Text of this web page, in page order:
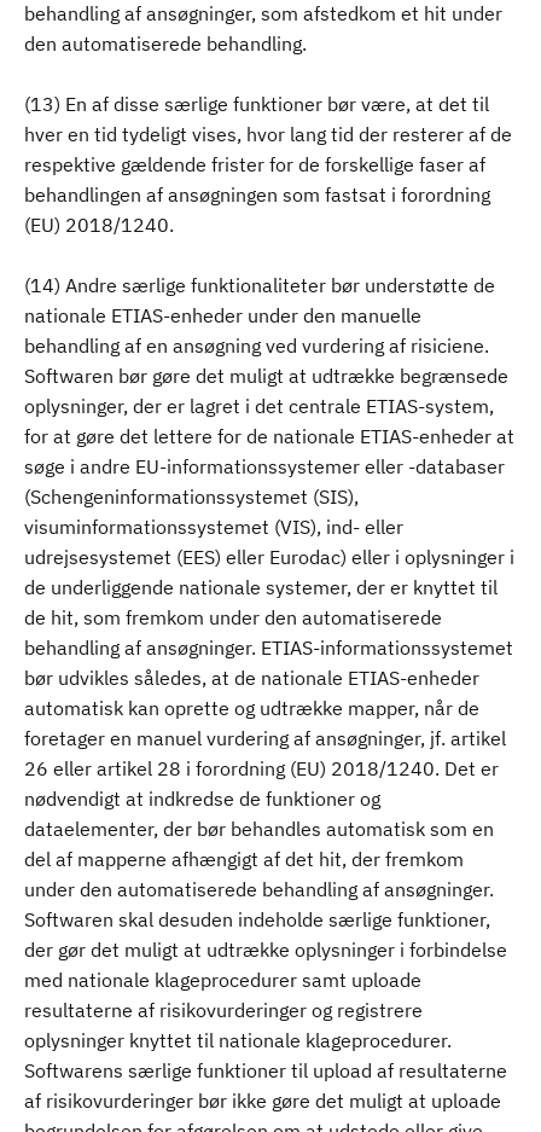
behandling af ansøgninger, som afstedkom et hit under
den automatiserede behandling.
(13) En af disse særlige funktioner bør være, at det til
hver en tid tydeligt vises, hvor lang tid der resterer af de
respektive gældende frister for de forskellige faser af
behandlingen af ansøgningen som fastsat i forordning
(EU) 2018/1240.
(14) Andre særlige funktionaliteter bør understøtte de
nationale ETIAS-enheder under den manuelle
behandling af en ansøgning ved vurdering af risiciene.
Softwaren bør gøre det muligt at udtrække begrænsede
oplysninger, der er lagret i det centrale ETIAS-system,
for at gøre det lettere for de nationale ETIAS-enheder at
søge i andre EU-informationssystemer eller -databaser
(Schengeninformationssystemet (SIS),
visuminformationssystemet (VIS), ind- eller
udrejsesystemet (EES) eller Eurodac) eller i oplysninger i
de underliggende nationale systemer, der er knyttet til
de hit, som fremkom under den automatiserede
behandling af ansøgninger. ETIAS-informationssystemet
bør udvikles således, at de nationale ETIAS-enheder
automatisk kan oprette og udtrække mapper, når de
foretager en manuel vurdering af ansøgninger, jf. artikel
26 eller artikel 28 i forordning (EU) 2018/1240. Det er
nødvendigt at indkredse de funktioner og
dataelementer, der bør behandles automatisk som en
del af mapperne afhængigt af det hit, der fremkom
under den automatiserede behandling af ansøgninger.
Softwaren skal desuden indeholde særlige funktioner,
der gør det muligt at udtrække oplysninger i forbindelse
med nationale klageprocedurer samt uploade
resultaterne af risikovurderinger og registrere
oplysninger knyttet til nationale klageprocedurer.
Softwarens særlige funktioner til upload af resultaterne
af risikovurderinger bør ikke gøre det muligt at uploade